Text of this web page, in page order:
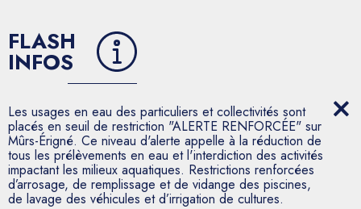
FLASH
INFOS
Les usages en eau des particuliers et collectivités sont
placés en seuil de restriction "ALERTE RENFORCÉE" sur
Mûrs-Érigné. Ce niveau d'alerte appelle à la réduction de
tous les prélèvements en eau et l'interdiction des activités
impactant les milieux aquatiques. Restrictions renforcées
d’arrosage, de remplissage et de vidange des piscines,
de lavage des véhicules et d’irrigation de cultures.